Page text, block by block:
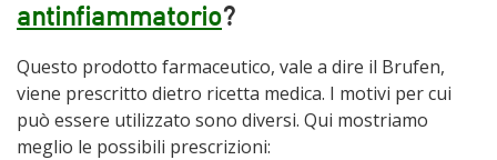
antinfiammatorio?
Questo prodotto farmaceutico, vale a dire il Brufen,
viene prescritto dietro ricetta medica. I motivi per cui
può essere utilizzato sono diversi. Qui mostriamo
meglio le possibili prescrizioni: